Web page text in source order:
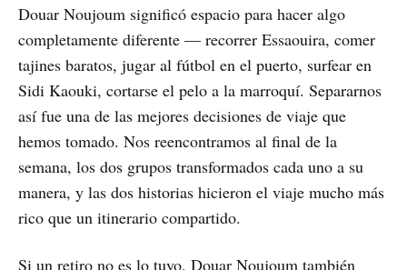
Douar Noujoum significó espacio para hacer algo
completamente diferente — recorrer Essaouira, comer
tajines baratos, jugar al fútbol en el puerto, surfear en
Sidi Kaouki, cortarse el pelo a la marroquí. Separarnos
así fue una de las mejores decisiones de viaje que
hemos tomado. Nos reencontramos al final de la
semana, los dos grupos transformados cada uno a su
manera, y las dos historias hicieron el viaje mucho más
rico que un itinerario compartido.
Si un retiro no es lo tuyo, Douar Noujoum también